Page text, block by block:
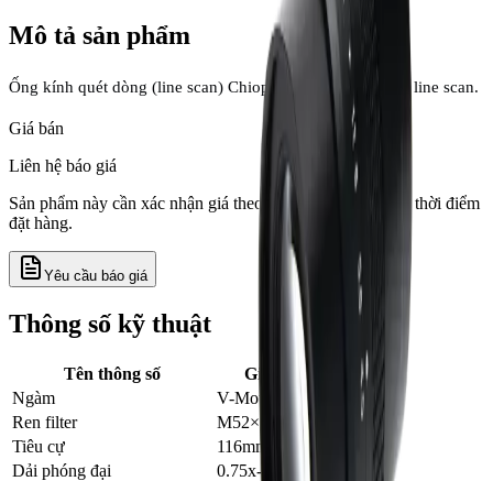
Mô tả sản phẩm
Ống kính quét dòng (line scan) Chiopt 12K5μ cho camera line scan.
Giá bán
Liên hệ báo giá
Sản phẩm này cần xác nhận giá theo số lượng, tồn kho và thời điểm
đặt hàng.
Yêu cầu báo giá
Thông số kỹ thuật
Tên thông số
Giá trị
Ngàm
V-Mount(φ56)
Ren filter
M52×P0.75
Tiêu cự
116mm
Dải phóng đại
0.75x-0.85x